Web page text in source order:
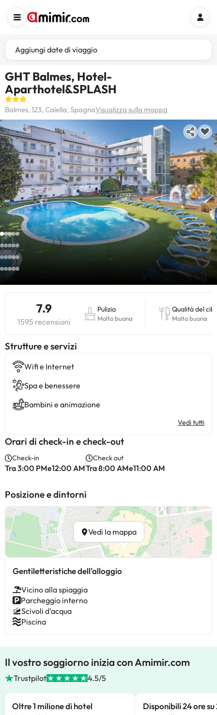
Aggiungi date di viaggio
GHT Balmes, Hotel-
Aparthotel&SPLASH
Balmes, 123, Calella, SpagnaVisualizza sulla mappa
7.9
1595 recensioni
Pulizia
Molto buona
Qualità del
Molto buona
​Strutture e servizi
Wifi e Internet
Spa e benessere
Bambini e animazione
Vedi tutti
Orari di check-in e check-out
Check-in
Tra 3:00 PMe12:00 AM
Check out
Tra 8:00 AMe11:00 AM
Posizione e dintorni
Vedi la mappa
Gentiletteristiche dell'alloggio
Vicino alla spiaggia
Parcheggio interno
Scivoli d'acqua
Piscina
Il vostro soggiorno inizia con Amimir.com
Trustpilot 4.5/5
Oltre 1 milione di hotel
Disponibili 24 ore su